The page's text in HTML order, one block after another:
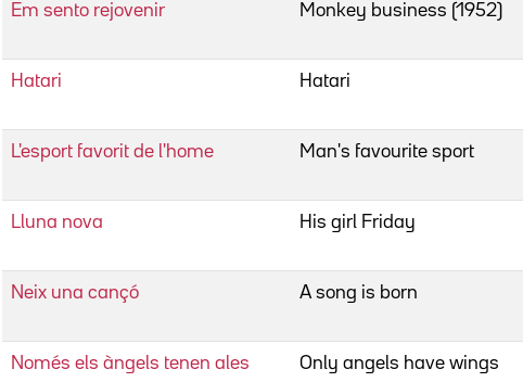
Em sento rejovenir Monkey business (1952)
Hatari Hatari
L'esport favorit de l'home Man's favourite sport
Lluna nova His girl Friday
Neix una cançó A song is born
Només els àngels tenen ales Only angels have wings